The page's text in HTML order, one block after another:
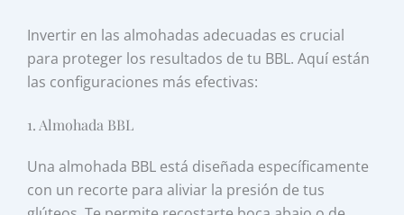
Invertir en las almohadas adecuadas es crucial
para proteger los resultados de tu BBL. Aquí están
las configuraciones más efectivas:
1. Almohada BBL
Una almohada BBL está diseñada específicamente
con un recorte para aliviar la presión de tus